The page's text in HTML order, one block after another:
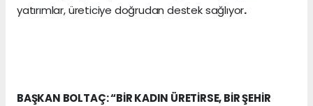
yatırımlar, üreticiye doğrudan destek sağlıyor.
BAŞKAN BOLTAÇ: “BİR KADIN ÜRETİRSE, BİR ŞEHİR